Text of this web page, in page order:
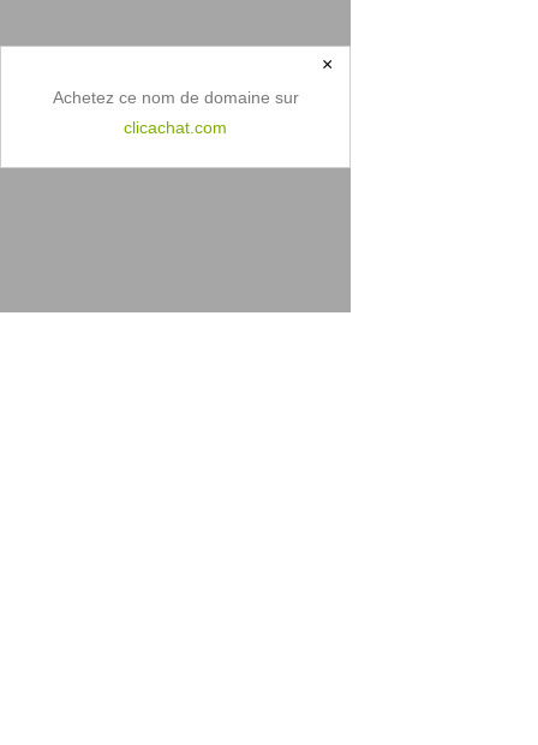
×
Achetez ce nom de domaine sur
clicachat.com